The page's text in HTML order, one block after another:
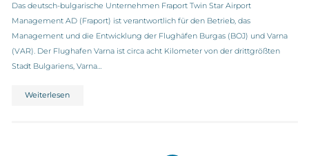
Das deutsch-bulgarische Unternehmen Fraport Twin Star Airport
Management AD (Fraport) ist verantwortlich für den Betrieb, das
Management und die Entwicklung der Flughäfen Burgas (BOJ) und Varna
(VAR). Der Flughafen Varna ist circa acht Kilometer von der drittgrößten
Stadt Bulgariens, Varna…
Weiterlesen